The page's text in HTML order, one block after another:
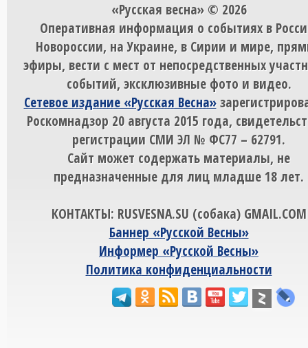
«Русская весна» © 2026
Оперативная информация о событиях в
Новороссии, на Украине, в Сирии и мире,
эфиры, вести с мест от непосредственных
событий, эксклюзивные фото и видео.
Сетевое издание «Русская Весна»
Роскомнадзор 20 августа 2015 года,
регистрации СМИ ЭЛ № ФС77 – 62791.
Сайт может содержать материалы, не
предназначенные для лиц младше 18 лет.
КОНТАКТЫ: RUSVESNA.SU (собака) GMAIL.COM
Баннер «Русской Весны»
Информер «Русской Весны»
Политика конфиденциальности